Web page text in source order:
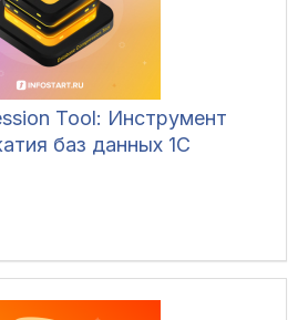
Tool: Инструмент
баз данных 1С